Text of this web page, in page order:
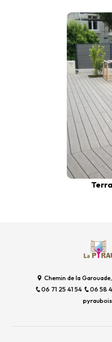
Chemin de la
06 71 25 41 54
06 58